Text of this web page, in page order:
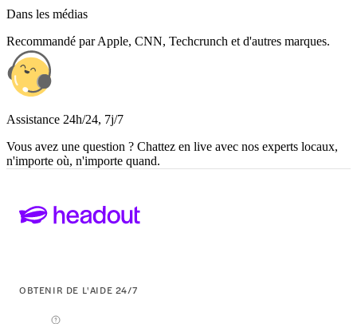
Dans les médias
Recommandé par Apple, CNN, Techcrunch et d'autres marques.
Assistance 24h/24, 7j/7
Vous avez une question ? Chattez en live avec nos experts locaux,
n'importe où, n'importe quand.
OBTENIR DE L'AIDE 24/7